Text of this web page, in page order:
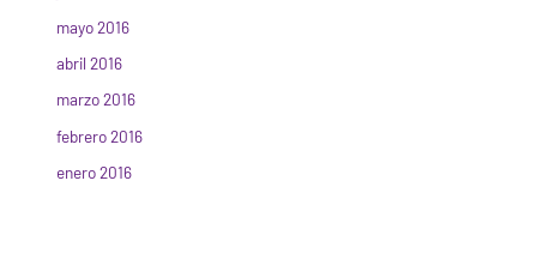
mayo 2016
abril 2016
marzo 2016
febrero 2016
enero 2016